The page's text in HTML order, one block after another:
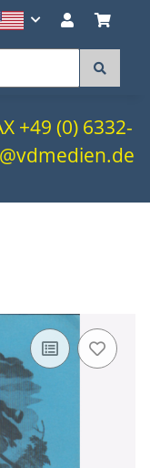
+49 (0) 6332-